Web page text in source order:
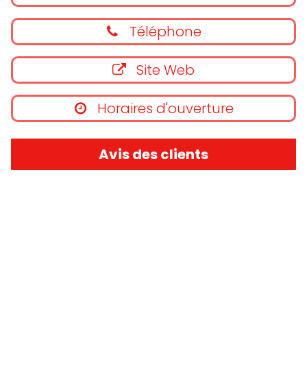
Téléphone
Site Web
Horaires d'ouverture
Avis des clients